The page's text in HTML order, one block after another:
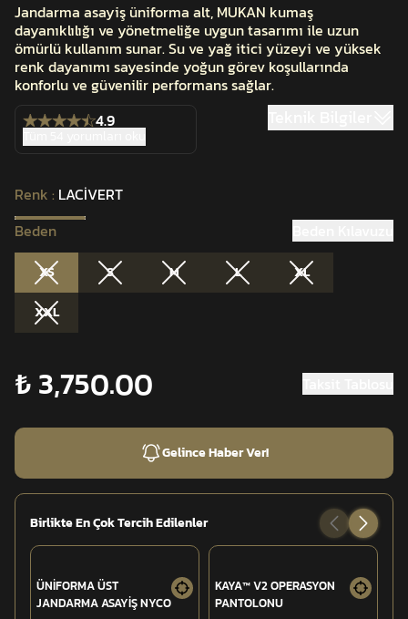
Jandarma asayiş üniforma alt, MUKAN kumaş
dayanıklılığı ve yönetmeliğe uygun tasarımı ile uzun
ömürlü kullanım sunar. Su ve yağ itici yüzeyi ve yüksek
renk dayanımı sayesinde yoğun görev koşullarında
konforlu ve güvenilir performans sağlar.
4.9
Renk : LACİVERT
Beden
XS S M L XL
XXL
₺ 3,750.00
Gelince Haber Ver!
Birlikte En Çok Tercih Edilenler
ÜNİFORMA ÜST
JANDARMA ASAYİŞ NYCO
KAYA™ V2 OPERASYON
PANTOLONU